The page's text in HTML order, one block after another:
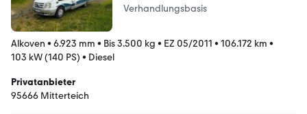
Verhandlungsbasis
Alkoven • 6.923 mm • Bis 3.500 kg • EZ 05/2011 • 106.172 km •
103 kW (140 PS) • Diesel
Privatanbieter
95666 Mitterteich